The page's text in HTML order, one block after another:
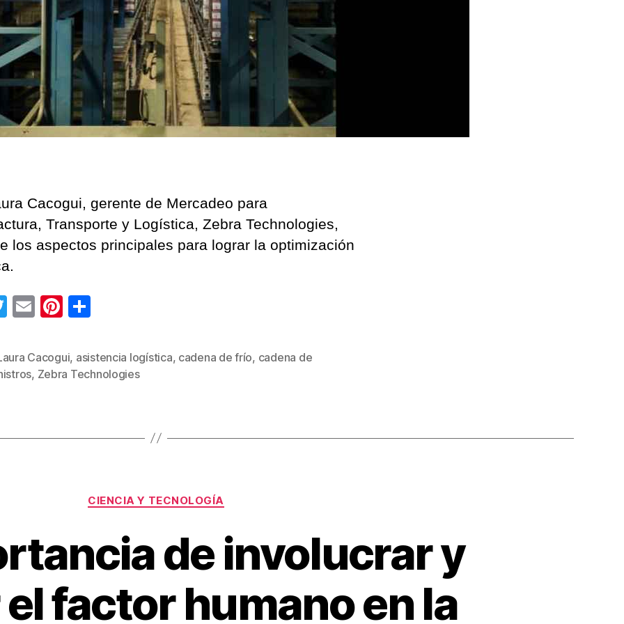
Cacogui, gerente de Mercadeo para
Transporte y Logística, Zebra Technologies,
los aspectos principales para lograr la optimización
T
tt
er
E
ail
Pi
er
e
m
p
Cacogui, asistencia logística, cadena de frío, cadena de
, Zebra Technologies
Categorías
CIENCIA Y TECNOLOGÍA
de involucrar y
factor humano en la